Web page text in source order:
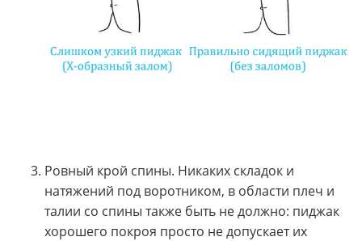
Ровный крой спины. Никаких складок и
натяжений под воротником, в области плеч и
талии со спины также быть не должно: пиджак
хорошего покроя просто не допускает их